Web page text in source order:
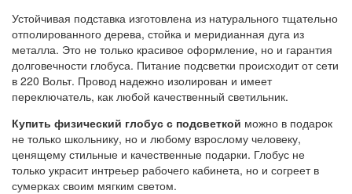
Устойчивая подставка изготовлена из натурального тщательно
отполированного дерева, стойка и меридианная дуга из
металла. Это не только красивое оформление, но и гарантия
долговечности глобуса. Питание подсветки происходит от сети
в 220 Вольт. Провод надежно изолирован и имеет
переключатель, как любой качественный светильник.
Купить физический глобус с подсветкой можно в подарок
не только школьнику, но и любому взрослому человеку,
ценящему стильные и качественные подарки. Глобус не
только украсит интреьер рабочего кабинета, но и согреет в
сумерках своим мягким светом.